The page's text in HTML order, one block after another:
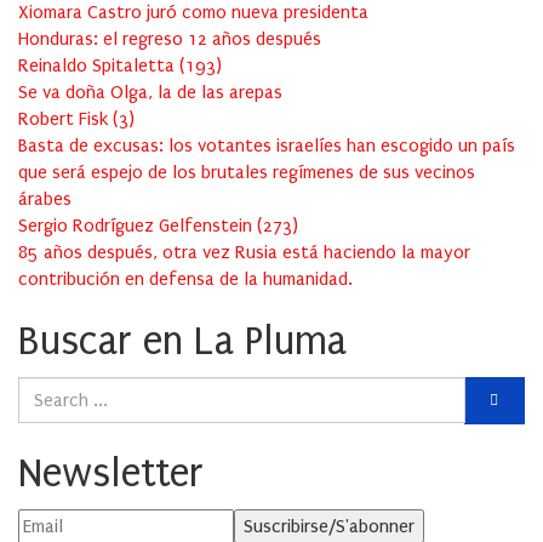
Xiomara Castro juró como nueva presidenta
Honduras: el regreso 12 años después
Reinaldo Spitaletta (193)
Se va doña Olga, la de las arepas
Robert Fisk (3)
Basta de excusas: los votantes israelíes han escogido un país
que será espejo de los brutales regímenes de sus vecinos
árabes
Sergio Rodríguez Gelfenstein (273)
85 años después, otra vez Rusia está haciendo la mayor
contribución en defensa de la humanidad.
Buscar en La Pluma
Newsletter